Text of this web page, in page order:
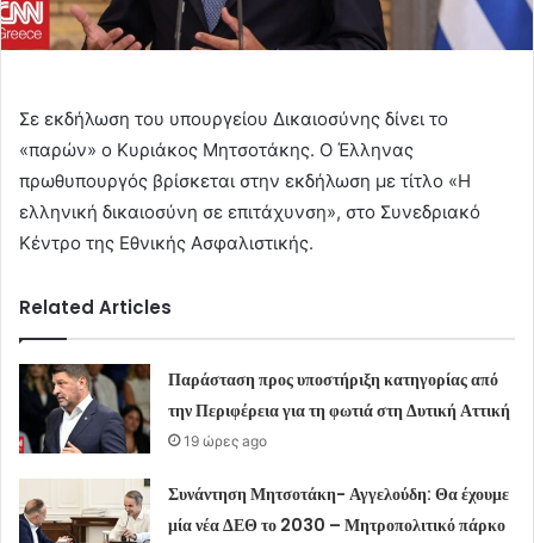
Σε εκδήλωση του υπουργείου Δικαιοσύνης δίνει το
«παρών» ο Κυριάκος Μητσοτάκης. Ο Έλληνας
πρωθυπουργός βρίσκεται στην εκδήλωση με τίτλο «Η
ελληνική δικαιοσύνη σε επιτάχυνση», στο Συνεδριακό
Κέντρο της Εθνικής Ασφαλιστικής.
Related Articles
Παράσταση προς υποστήριξη κατηγορίας από
την Περιφέρεια για τη φωτιά στη Δυτική Αττική
19 ώρες ago
Συνάντηση Μητσοτάκη- Αγγελούδη: Θα έχουμε
μία νέα ΔΕΘ το 2030 – Μητροπολιτικό πάρκο